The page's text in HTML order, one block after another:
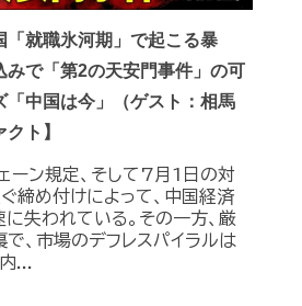
「就職氷河期」で起こる暴
みで「第2の天安門事件」の可
「中国は今」（ゲスト：相馬
ト】
ーン規定、そして7月1日の対
締め付けによって、中国経済
に失われている。その一方、厳
、市場のデフレスパイラルは
...